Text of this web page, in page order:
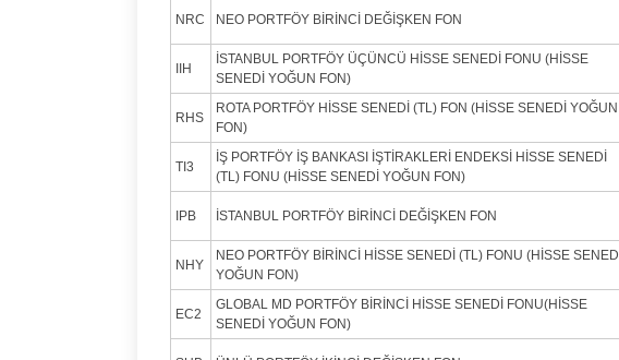
NRC NEO PORTFÖY BİRİNCİ DEĞİŞKEN FON
IIH
İSTANBUL PORTFÖY ÜÇÜNCÜ HİSSE SENEDİ FONU (HİSSE
SENEDİ YOĞUN FON)
RHS
ROTA PORTFÖY HİSSE SENEDİ (TL) FON (HİSSE SENEDİ YOĞUN
FON)
TI3
İŞ PORTFÖY İŞ BANKASI İŞTİRAKLERİ ENDEKSİ HİSSE SENEDİ
(TL) FONU (HİSSE SENEDİ YOĞUN FON)
IPB İSTANBUL PORTFÖY BİRİNCİ DEĞİŞKEN FON
NHY
NEO PORTFÖY BİRİNCİ HİSSE SENEDİ (TL) FONU (HİSSE SENEDİ
YOĞUN FON)
EC2
GLOBAL MD PORTFÖY BİRİNCİ HİSSE SENEDİ FONU(HİSSE
SENEDİ YOĞUN FON)